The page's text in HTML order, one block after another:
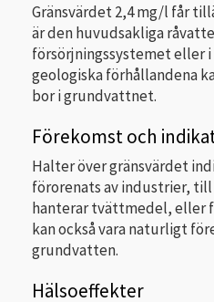
Gränsvärdet 2,4 mg/l får
är den huvudsakliga
försörjningssystemet eller
geologiska förhållandena
bor i grundvattnet.
Förekomst och
Halter över gränsvärdet
förorenats av industrier, till
hanterar tvättmedel, eller
kan också vara naturligt
grundvatten.
Hälsoeffekter